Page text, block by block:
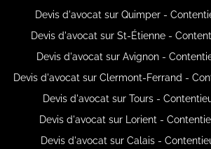
Devis d'avocat sur Quimper -
Devis d'avocat sur St-Étienne -
Devis d'avocat sur Avignon -
Devis d'avocat sur Clermont-Ferrand -
Devis d'avocat sur Tours -
Devis d'avocat sur Lorient -
Devis d'avocat sur Calais -